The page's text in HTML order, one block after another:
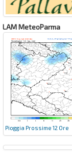
LAM MeteoParma
Pioggia Prossime 12 Ore